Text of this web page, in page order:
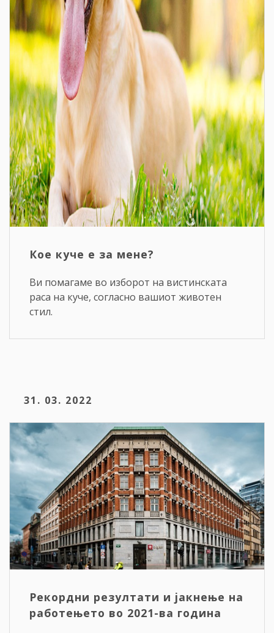
Кое куче е за мене?
Ви помагаме во изборот на вистинската
раса на куче, согласно вашиот животен
стил.
31. 03. 2022
Рекордни резултати и јакнење на
работењето во 2021-ва година